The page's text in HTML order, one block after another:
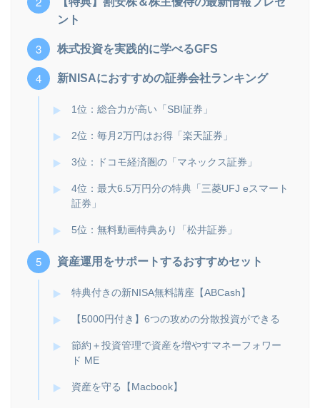
ント
株式投資を実践的に学べるGFS
新NISAにおすすめの証券会社ランキング
1位：総合力が高い「SBI証券」
2位：毎月2万円はお得「楽天証券」
3位：ドコモ経済圏の「マネックス証券」
4位：最大6.5万円分の特典「三菱UFJ eスマート
証券」
5位：無料動画特典あり「松井証券」
資産運用をサポートするおすすめセット
特典付きの新NISA無料講座【ABCash】
【5000円付き】6つの攻めの分散投資ができる
節約＋投資管理で資産を増やすマネーフォワー
ド ME
資産を守る【Macbook】